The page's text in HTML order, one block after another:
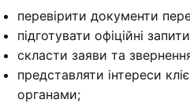
перевірити документи
підготувати офіційні
скласти заяви та
представляти інтереси
органами;